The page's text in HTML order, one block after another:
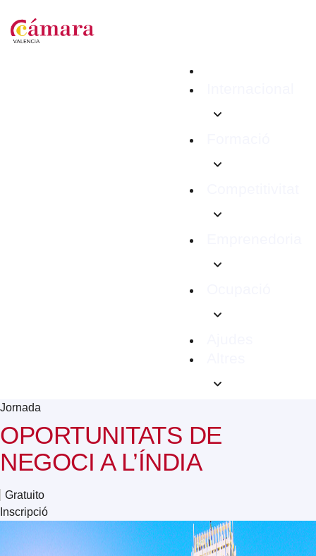
Jornada
OPORTUNITATS DE
NEGOCI A L’ÍNDIA
Gratuito
Inscripció